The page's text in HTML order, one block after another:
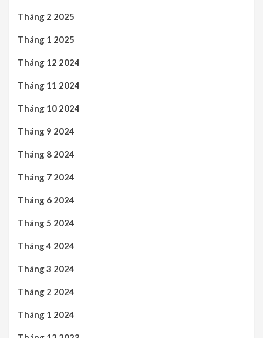
Tháng 2 2025
Tháng 1 2025
Tháng 12 2024
Tháng 11 2024
Tháng 10 2024
Tháng 9 2024
Tháng 8 2024
Tháng 7 2024
Tháng 6 2024
Tháng 5 2024
Tháng 4 2024
Tháng 3 2024
Tháng 2 2024
Tháng 1 2024